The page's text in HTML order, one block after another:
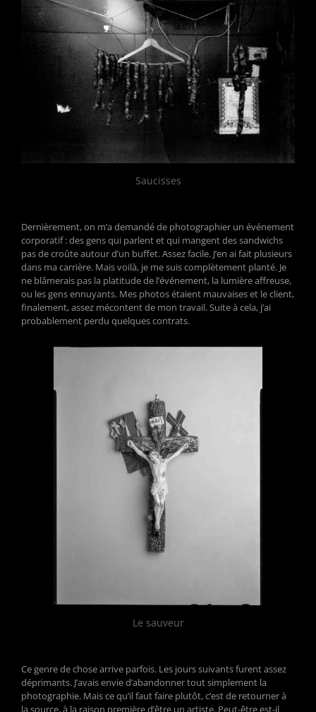
Saucisses
Dernièrement, on m’a demandé de photographier un événement
corporatif : des gens qui parlent et qui mangent des sandwichs
pas de croûte autour d’un buffet. Assez facile. J’en ai fait plusieurs
dans ma carrière. Mais voilà, je me suis complètement planté. Je
ne blâmerais pas la platitude de l’événement, la lumière affreuse,
ou les gens ennuyants. Mes photos étaient mauvaises et le client,
finalement, assez mécontent de mon travail. Suite à cela, j’ai
probablement perdu quelques contrats.
Le sauveur
Ce genre de chose arrive parfois. Les jours suivants furent assez
déprimants. J’avais envie d’abandonner tout simplement la
photographie. Mais ce qu’il faut faire plutôt, c’est de retourner à
la source, à la raison première d’être un artiste. Peut-être est-il